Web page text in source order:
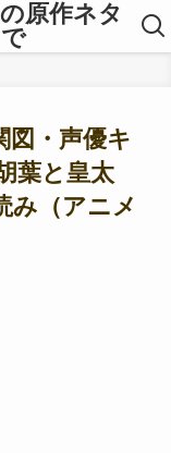
原作ネタ
図・声優キ
葉と皇太
み（アニメ